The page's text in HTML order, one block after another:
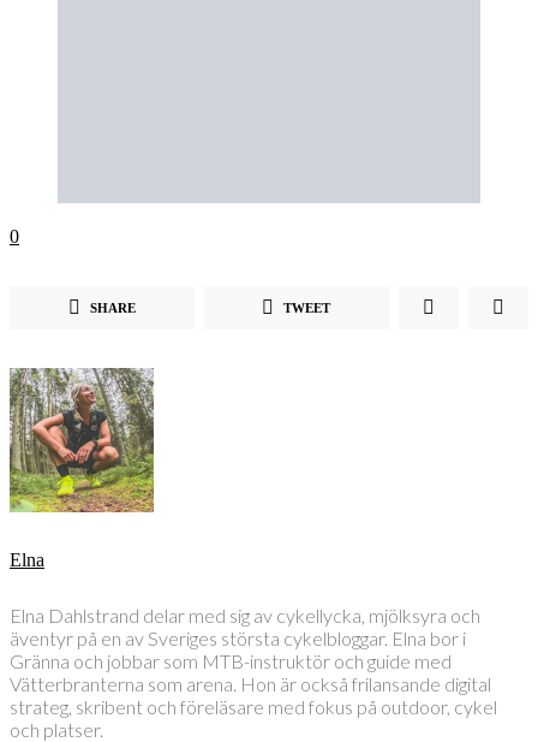
0
SHARE TWEET
Elna
Elna Dahlstrand delar med sig av cykellycka, mjölksyra och
äventyr på en av Sveriges största cykelbloggar. Elna bor i
Gränna och jobbar som MTB-instruktör och guide med
Vätterbranterna som arena. Hon är också frilansande digital
strateg, skribent och föreläsare med fokus på outdoor, cykel
och platser.